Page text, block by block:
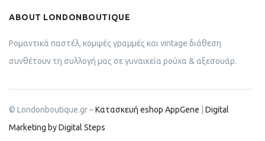
ABOUT LONDONBOUTIQUE
Ρομαντικά παστέλ, κομψές γραμμές και vintage διάθεση
συνθέτουν τη συλλογή μας σε γυναικεία ρούχα & αξεσουάρ.
© Londonboutique.gr –Κατασκευή eshop AppGene
Digital
Marketing by Digital Steps